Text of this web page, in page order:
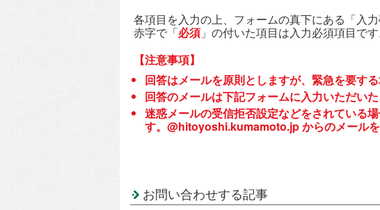
各項目を入力の上、フォームの真下にある「入
赤字で「必須 」の付いた項目は入力必須項目です
【注意事項】
回答はメールを原則としますが、緊急を要す
回答のメールは下記フォームに入力いただい
迷惑メールの受信拒否設定などをされている
す。@hitoyoshi.kumamoto.jp からのメールを
お問い合わせする記事